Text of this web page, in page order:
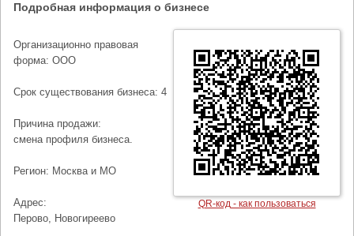
Подробная информация о бизнесе
QR-код - как пользоваться
Организационно правовая
форма: ООО
Срок существования бизнеса: 4
Причина продажи:
смена профиля бизнеса.
Регион: Москва и МО
Адрес:
Перово, Новогиреево